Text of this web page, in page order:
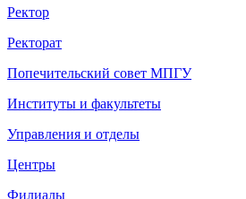
Ректор
Ректорат
Попечительский совет МПГУ
Институты и факультеты
Управления и отделы
Центры
Филиалы